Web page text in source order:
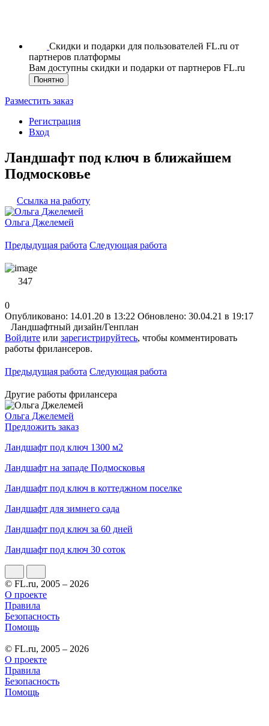
Скидки и подарки для пользователей FL.ru от
партнеров платформы
Вам доступны скидки и подарки от партнеров FL.ru
Понятно
Разместить заказ
Регистрация
Вход
Ландшафт под ключ в ближайшем
Подмосковье
Ссылка на работу
Ольга Джелемей
Предыдущая работа Следующая работа
347
0
Опубликовано: 14.01.20 в 13:22 Обновлено: 30.04.21 в 19:17
Ландшафтный дизайн/Генплан
Войдите или зарегистрируйтесь, чтобы комментировать
работы фрилансеров.
Предыдущая работа Следующая работа
Другие работы фрилансера
Ольга Джелемей
Предложить заказ
Ландшафт под ключ 1300 м2
Ландшафт на западе Подмосковья
Ландшафт под ключ в коттеджном поселке
Ландшафт для зимнего сада
Ландшафт под ключ за 60 дней
Ландшафт под ключ 30 соток
© FL.ru, 2005 – 2026
О проекте
Правила
Безопасность
Помощь
© FL.ru, 2005 – 2026
О проекте
Правила
Безопасность
Помощь